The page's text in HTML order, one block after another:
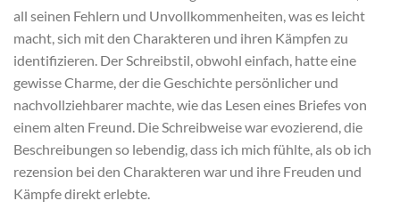
all seinen Fehlern und Unvollkommenheiten, was es leicht
macht, sich mit den Charakteren und ihren Kämpfen zu
identifizieren. Der Schreibstil, obwohl einfach, hatte eine
gewisse Charme, der die Geschichte persönlicher und
nachvollziehbarer machte, wie das Lesen eines Briefes von
einem alten Freund. Die Schreibweise war evozierend, die
Beschreibungen so lebendig, dass ich mich fühlte, als ob ich
rezension bei den Charakteren war und ihre Freuden und
Kämpfe direkt erlebte.